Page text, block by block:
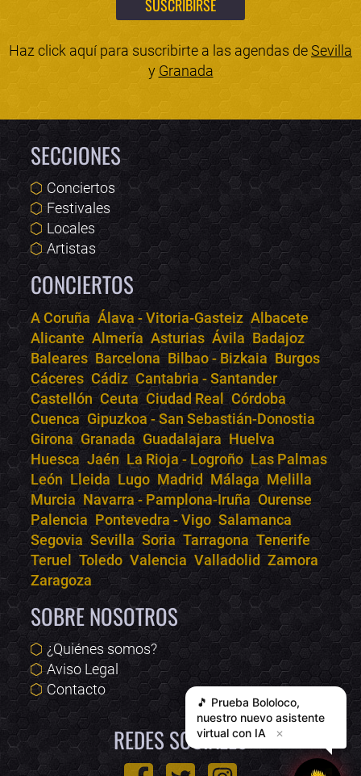
Haz click aquí para suscribirte a las agendas deSevilla
y Granada
SECCIONES
Conciertos
Festivales
Locales
Artistas
CONCIERTOS
A Coruña Álava - Vitoria-Gasteiz Albacete
Alicante Almería Asturias Ávila Badajoz
Baleares Barcelona Bilbao - Bizkaia Burgos
Cáceres Cádiz Cantabria - Santander
Castellón Ceuta Ciudad Real Córdoba
Cuenca Gipuzkoa - San Sebastián-Donostia
Girona Granada Guadalajara Huelva
Huesca Jaén La Rioja - Logroño Las Palmas
León Lleida Lugo Madrid Málaga Melilla
Murcia Navarra - Pamplona-Iruña Ourense
Palencia Pontevedra - Vigo Salamanca
Segovia Sevilla Soria Tarragona Tenerife
Teruel Toledo Valencia Valladolid Zamora
Zaragoza
SOBRE NOSOTROS
¿Quiénes somos?
Aviso Legal
Contacto
REDES SOCIALES
🎵 Prueba Bololoco,
nuestro nuevo asistente
virtual con IA
✕
Bololoco · conciertos.club
Online · Te ayudo a encontrar conciertos